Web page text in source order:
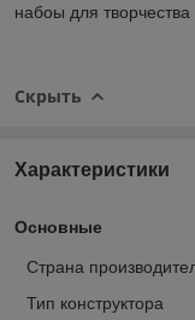
набоы для творчества
Скрыть
Характеристики
Основные
Страна
Тип конструктора